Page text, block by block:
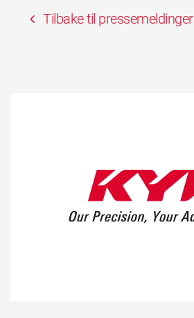
Tilbake til pressemeldinger